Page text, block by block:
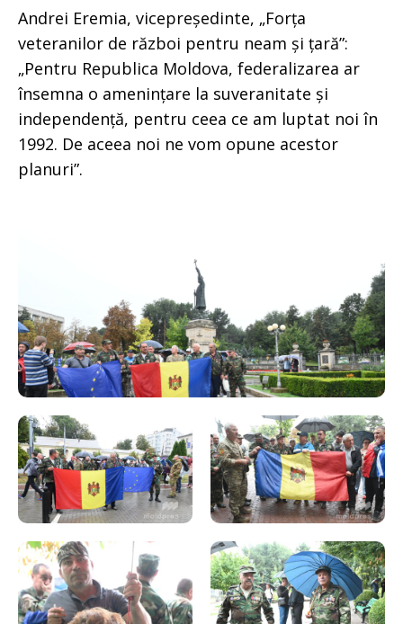
Andrei Eremia, vicepreședinte, „Forța
veteranilor de război pentru neam și țară”:
„Pentru Republica Moldova, federalizarea ar
însemna o amenințare la suveranitate și
independență, pentru ceea ce am luptat noi în
1992. De aceea noi ne vom opune acestor
planuri”.